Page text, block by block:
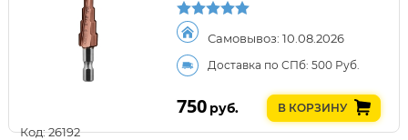
Код: 26192
Самовывоз: 10.08.2026
Доставка по СПб: 500 Руб.
750 руб. В КОРЗИНУ